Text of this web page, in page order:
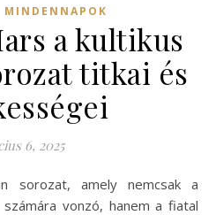
MINDENNAPOK
a kultikus
titkai és
6, 2025
vonzó, hanem a fiatal